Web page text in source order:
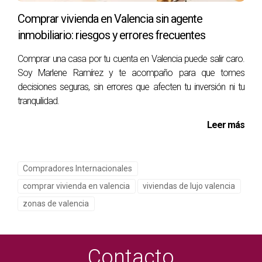
exclusividad, en Valencia también hay zonas premium
dentro de la ciudad con un perfil muy diferente. Puedes leer
más aquí:Zonas exclusivas de Valencia 2026: barrios,
precios y dónde compran los internacionales
Y si necesitas financiación siendo no residente:Cómo
conseguir una hipoteca en Valencia siendo extranjero —
¿Cuánto cuesta una vivienda de lujo en
Valencia en 2026?
Depende de la zona. En Campolivar los precios parten de
propiedades suelen superar el millón de euros, siendo la
Comprar vivienda en Valencia sin agente
inmobiliario: riesgos y errores frecuentes
Comprar una casa por tu cuenta en Valencia puede salir caro.
Soy Marlene Ramírez y te acompaño para que tomes
decisiones seguras, sin errores que afecten tu inversión ni tu
tranquilidad.
Leer más
Compradores Internacionales
comprar vivienda en valencia
viviendas de lujo valencia
zonas de valencia